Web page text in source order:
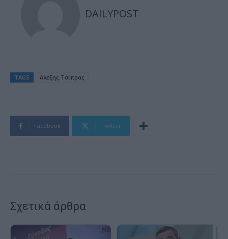
DAILYPOST
TAGS Αλέξης Τσίπρας
Facebook Twitter
Σχετικά άρθρα